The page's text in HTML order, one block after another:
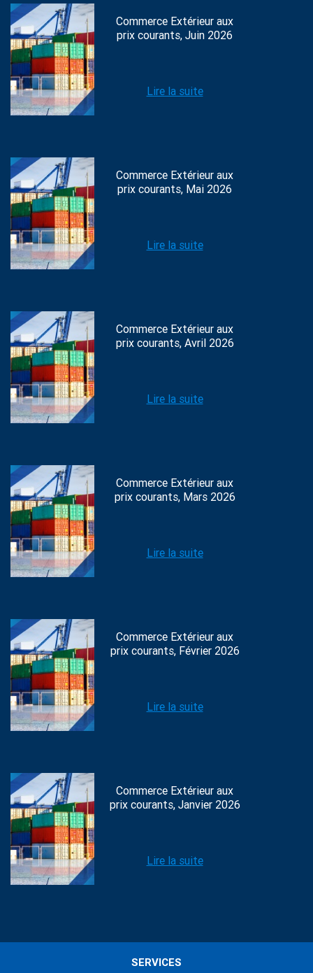
Commerce Extérieur aux
prix courants, Juin 2026
Lire la suite
Commerce Extérieur aux
prix courants, Mai 2026
Lire la suite
Commerce Extérieur aux
prix courants, Avril 2026
Lire la suite
Commerce Extérieur aux
prix courants, Mars 2026
Lire la suite
Commerce Extérieur aux
prix courants, Février 2026
Lire la suite
Commerce Extérieur aux
prix courants, Janvier 2026
Lire la suite
SERVICES